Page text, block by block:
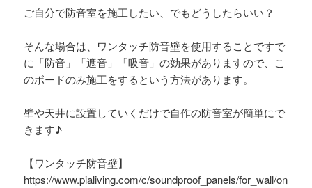
ご自分で防音室を施工したい、でもどうしたらいい？
そんな場合は、ワンタッチ防音壁を使用することですで
に「防音」「遮音」「吸音」の効果がありますので、こ
のボードのみ施工をするという方法があります。
壁や天井に設置していくだけで自作の防音室が簡単にで
きます♪
【ワンタッチ防音壁】
https://www.pialiving.com/c/soundproof_panels/for_wall/on